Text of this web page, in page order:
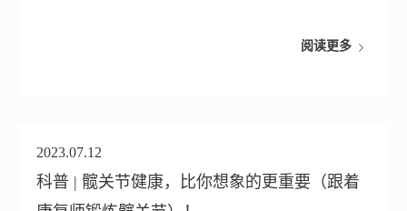
阅读更多
2023.07.12
科普 | 髋关节健康，比你想象的更重要（跟着